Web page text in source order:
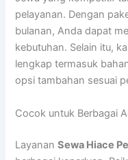
pelayanan. Dengan
bulanan, Anda dapat
kebutuhan. Selain itu,
lengkap termasuk
opsi tambahan sesuai
Cocok untuk Berbagai
LayananSewa Hiace